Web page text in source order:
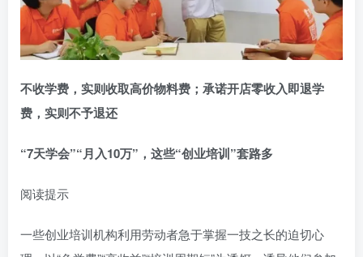
不收学费，实则收取高价物料费；承诺开店零收入即退学
费，实则不予退还
“7天学会”“月入10万”，这些“创业培训”套路多
阅读提示
一些创业培训机构利用劳动者急于掌握一技之长的迫切心